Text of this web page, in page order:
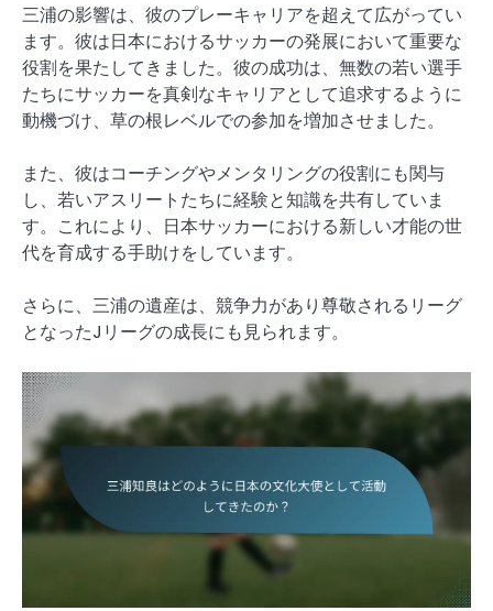
三浦の影響は、彼のプレーキャリアを超えて広がってい
ます。彼は日本におけるサッカーの発展において重要な
役割を果たしてきました。彼の成功は、無数の若い選手
たちにサッカーを真剣なキャリアとして追求するように
動機づけ、草の根レベルでの参加を増加させました。
また、彼はコーチングやメンタリングの役割にも関与
し、若いアスリートたちに経験と知識を共有していま
す。これにより、日本サッカーにおける新しい才能の世
代を育成する手助けをしています。
さらに、三浦の遺産は、競争力があり尊敬されるリーグ
となったJリーグの成長にも見られます。